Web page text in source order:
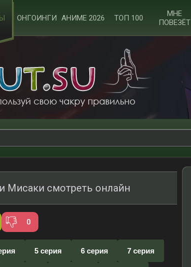
ОНГОИНГИ АНИМЕ 2026 ТОП 100
МНЕ
ПОВЕЗЁТ
Мисаки смотреть онлайн
0
5 серия 6 серия 7 серия